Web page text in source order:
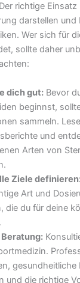
richtige
darstellen und
Wer sich für
sollte daher
dich gut: Bevor
beginnst,
sammeln.
und
Arten von
Ziele
Art und
die du für deine
gesundheitliche
und die richtige